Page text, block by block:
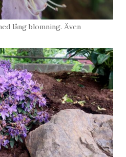
lång blomning. Även